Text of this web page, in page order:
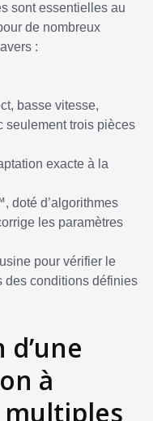
sont essentielles au
de nombreux
:
basse vitesse,
seulement trois pièces
exacte à la
doté d’algorithmes
les paramètres
pour vérifier le
des conditions définies
à